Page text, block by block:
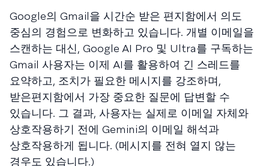
Google의 Gmail을 시간순 받은 편지함에서 의도
중심의 경험으로 변화하고 있습니다. 개별 이메일을
스캔하는 대신, Google AI Pro 및 Ultra를 구독하는
Gmail 사용자는 이제 AI를 활용하여 긴 스레드를
요약하고, 조치가 필요한 메시지를 강조하며,
받은편지함에서 가장 중요한 질문에 답변할 수
있습니다. 그 결과, 사용자는 실제로 이메일 자체와
상호작용하기 전에 Gemini의 이메일 해석과
상호작용하게 됩니다. (메시지를 전혀 열지 않는
경우도 있습니다.)